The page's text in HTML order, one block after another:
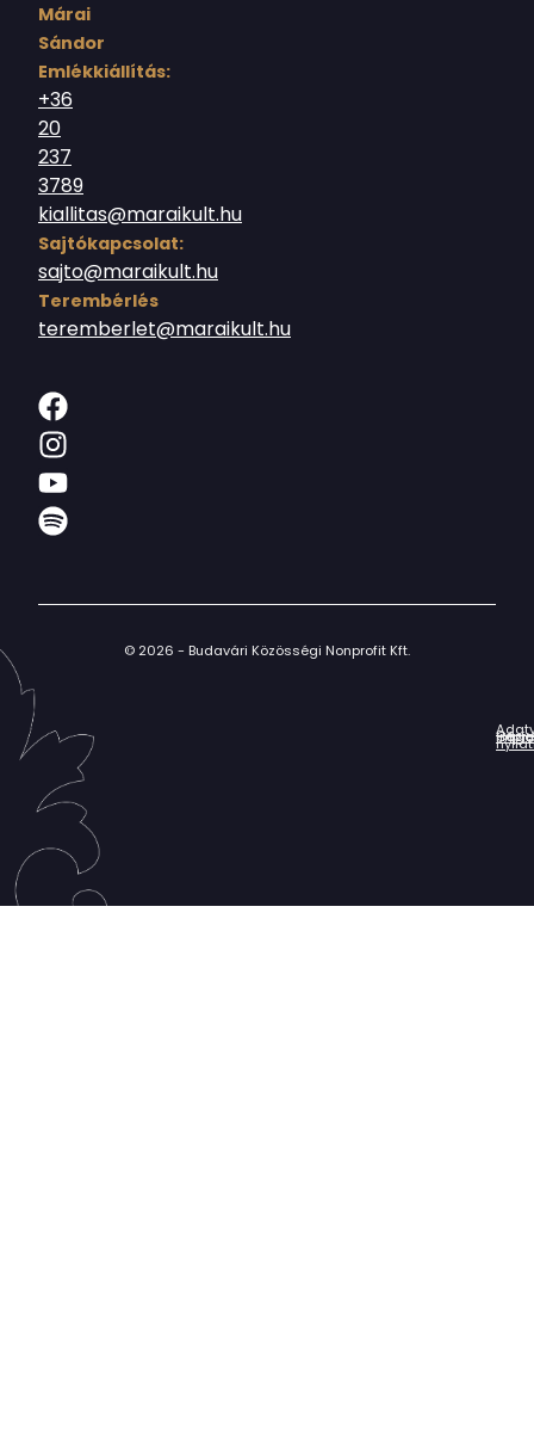
Márai
Sándor
Emlékkiállítás:
+36
20
237
3789
kiallitas@maraikult.hu
Sajtókapcsolat:
sajto@maraikult.hu
Terembérlés
teremberlet@maraikult.hu
© 2026 - Budavári Közösségi Nonprofit Kft.